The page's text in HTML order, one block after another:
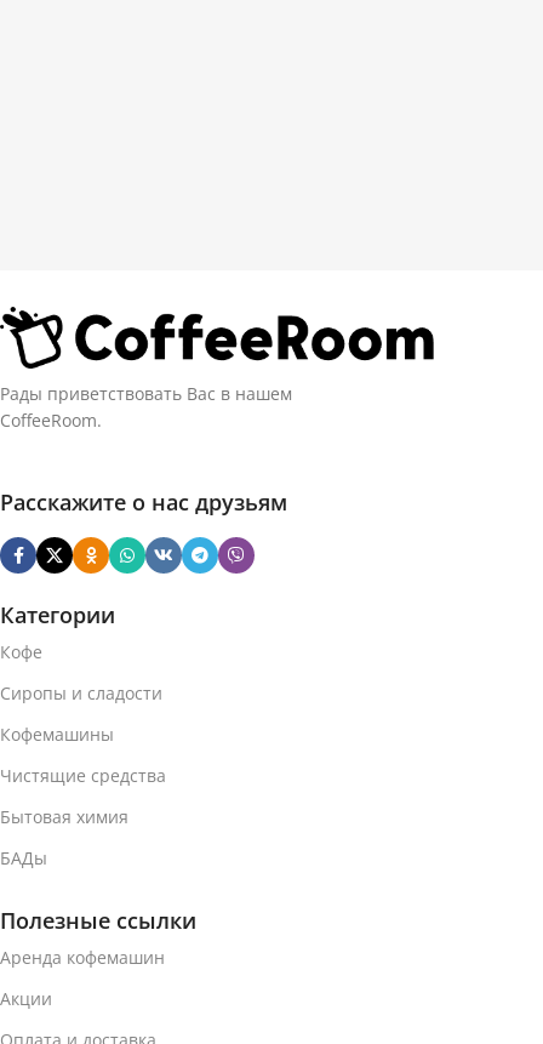
Рады приветствовать Вас в нашем
CoffeeRoom.
Расскажите о нас друзьям
Категории
Кофе
Сиропы и сладости
Кофемашины
Чистящие средства
Бытовая химия
БАДы
Полезные ссылки
Аренда кофемашин
Акции